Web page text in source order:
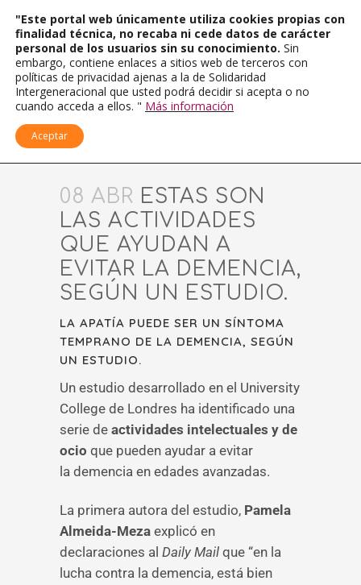
08 ABR ESTAS SON
LAS ACTIVIDADES
QUE AYUDAN A
EVITAR LA DEMENCIA,
SEGÚN UN ESTUDIO.
LA APATÍA PUEDE SER UN SÍNTOMA
TEMPRANO DE LA DEMENCIA, SEGÚN
UN ESTUDIO.
Un estudio desarrollado en el University
College de Londres ha identificado una
serie de actividades intelectuales y de
ocio que pueden ayudar a evitar
la demencia en edades avanzadas.
La primera autora del estudio, Pamela
Almeida-Meza explicó en
declaraciones al Daily Mail que “en la
lucha contra la demencia, está bien
"Este portal web únicamente utiliza cookies propias con
finalidad técnica, no recaba ni cede datos de carácter
personal de los usuarios sin su conocimiento. Sin
embargo, contiene enlaces a sitios web de terceros con
políticas de privacidad ajenas a la de Solidaridad
Intergeneracional que usted podrá decidir si acepta o no
cuando acceda a ellos. " Más información
Aceptar